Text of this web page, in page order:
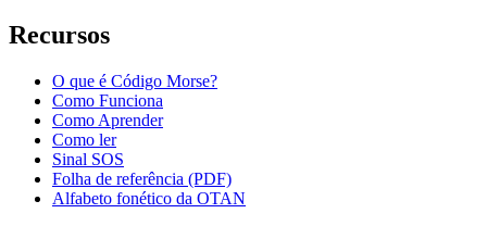
Recursos
O que é Código Morse?
Como Funciona
Como Aprender
Como ler
Sinal SOS
Folha de referência (PDF)
Alfabeto fonético da OTAN